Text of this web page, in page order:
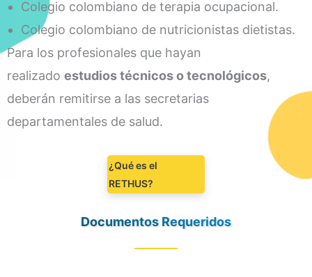
Colegio colombiano de terapia ocupacional.
Colegio colombiano de nutricionistas dietistas.
Para los profesionales que hayan
realizado estudios técnicos o tecnológicos,
deberán remitirse a las secretarias
departamentales de salud.
¿Qué es el
RETHUS?
Documentos Requeridos